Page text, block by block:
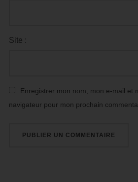
Site :
Enregistrer mon nom, mon e-mail et
navigateur pour mon prochain